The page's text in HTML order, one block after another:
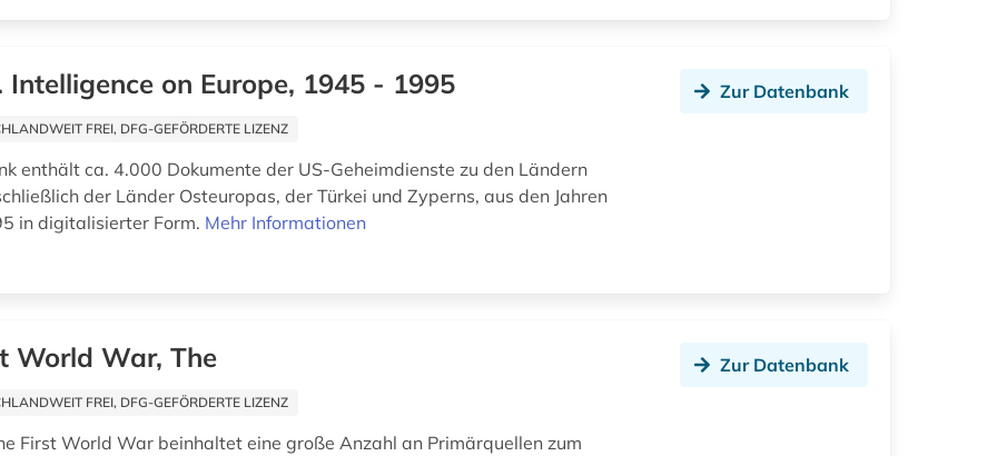
Intelligence on Europe, 1945 - 1995
FREI, DFG-GEFÖRDERTE LIZENZ
enthält ca. 4.000 Dokumente der US-Geheimdienste zu den Ländern
der Länder Osteuropas, der Türkei und Zyperns, aus den Jahren
in digitalisierter Form. Mehr Informationen
Zur Datenbank
World War, The
FREI, DFG-GEFÖRDERTE LIZENZ
First World War beinhaltet eine große Anzahl an Primärquellen zum
Zur Datenbank